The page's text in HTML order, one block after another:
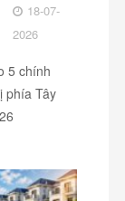
18-07-
2026
5 chính
phía Tây